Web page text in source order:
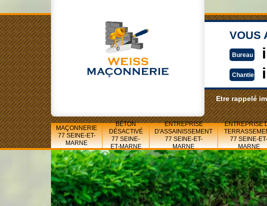
VOUS
Bureau
Chantier
Etre rappelé
MAÇONNERIE
77 SEINE-ET-
MARNE
BÉTON
DÉSACTIVÉ
77 SEINE-
ET-MARNE
ENTREPRISE
D'ASSAINISSEMENT
77 SEINE-ET-
MARNE
ENTREPRISE
77 SEINE-ET-
MARNE